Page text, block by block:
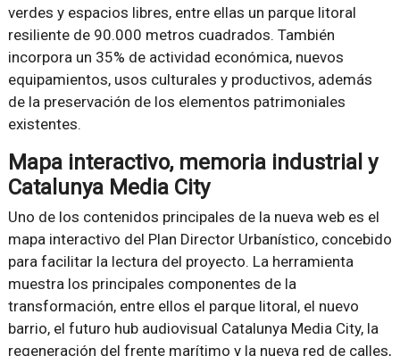
verdes y espacios libres, entre ellas un parque litoral
resiliente de 90.000 metros cuadrados. También
incorpora un 35% de actividad económica, nuevos
equipamientos, usos culturales y productivos, además
de la preservación de los elementos patrimoniales
existentes.
Mapa interactivo, memoria industrial y
Catalunya Media City
Uno de los contenidos principales de la nueva web es el
mapa interactivo del Plan Director Urbanístico, concebido
para facilitar la lectura del proyecto. La herramienta
muestra los principales componentes de la
transformación, entre ellos el parque litoral, el nuevo
barrio, el futuro hub audiovisual Catalunya Media City, la
regeneración del frente marítimo y la nueva red de calles,